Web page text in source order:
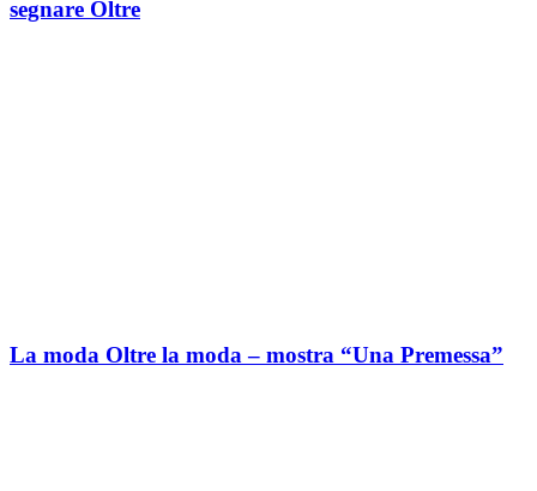
segnare Oltre
La moda Oltre la moda – mostra “Una Premessa”